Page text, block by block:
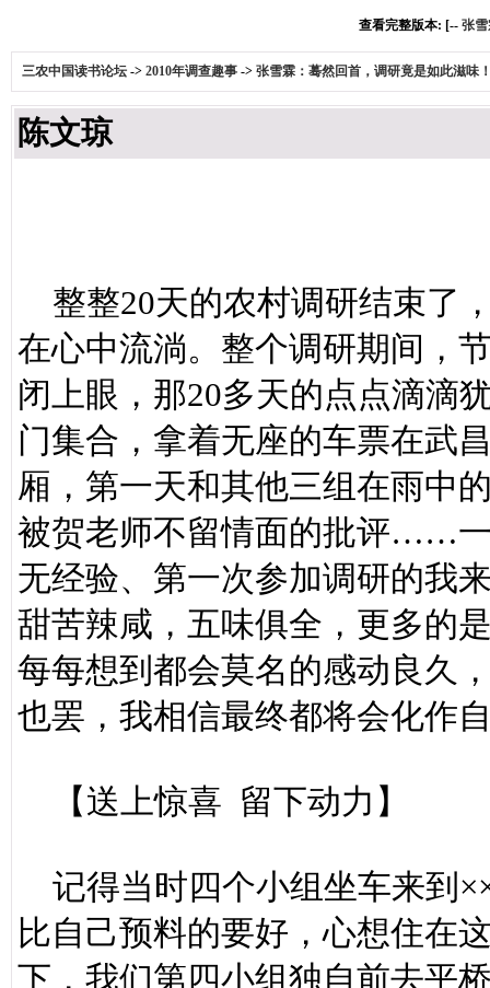
查看完整版本: [-- 张
三农中国读书论坛 -> 2010年调查趣事 -> 张雪霖：蓦然回首，调研竟是如此滋味
陈文琼
整整20天的农村调研结束了
在心中流淌。整个调研期间，
闭上眼，那20多天的点点滴滴
门集合，拿着无座的车票在武
厢，第一天和其他三组在雨中
被贺老师不留情面的批评……
无经验、第一次参加调研的我
甜苦辣咸，五味俱全，更多的
每每想到都会莫名的感动良久
也罢，我相信最终都将会化作
【送上惊喜 留下动力】
记得当时四个小组坐车来到
比自己预料的要好，心想住在
下，我们第四小组独自前去平